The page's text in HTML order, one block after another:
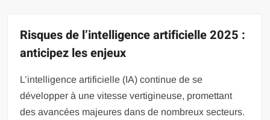
Risques de l’intelligence artificielle 2025 :
anticipez les enjeux
L’intelligence artificielle (IA) continue de se
développer à une vitesse vertigineuse, promettant
des avancées majeures dans de nombreux secteurs.